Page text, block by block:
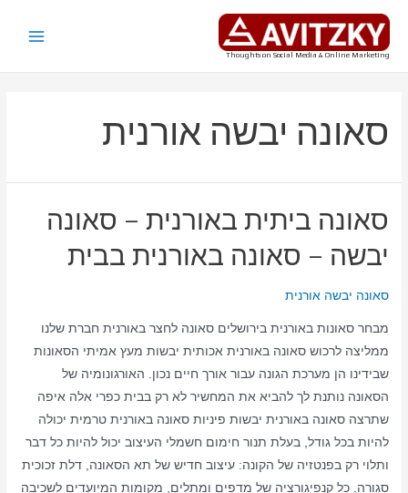
דילוג
לתוכן
Thoughts on Social Media & Online Marketing
סאונה יבשה אורנית
סאונה ביתית באורנית – סאונה
יבשה – סאונה באורנית בבית
סאונה יבשה אורנית
מבחר סאונות באורנית בירושלים סאונה לחצר באורנית חברת שלנו
ממליצה לרכוש סאונה באורנית אכותית יבשות מעץ אמיתי הסאונות
שבידינו הן מערכת הגונה עבור אורך חיים נכון. האורגונומיה של
הסאונה נותנת לך להביא את המחשיר לא רק בבית כפרי אלה איפה
שתרצה סאונה באורנית יבשות פיניות סאונה באורנית טרמית יכולה
להיות בכל גודל, בעלת תנור חימום חשמלי העיצוב יכול להיות כל דבר
ותלוי רק בפנטזיה של הקונה: עיצוב חדיש של תא הסאונה, דלת זכוכית
סגורה, כל קנפיגורציה של מדפים ומתלים, מקומות המיועדים לשכיבה